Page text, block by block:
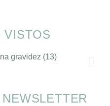
VISTOS
SOMP